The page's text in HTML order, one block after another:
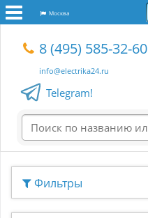
Москва
8 (495) 585-32-60
info@electrika24.ru
Telegram!
Фильтры